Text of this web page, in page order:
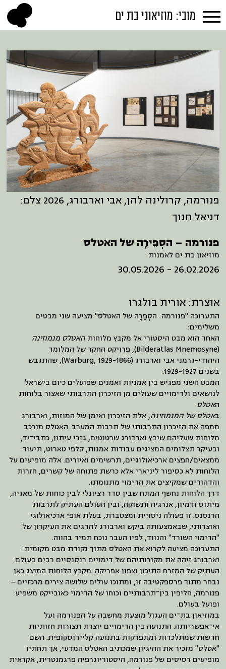
מובי: מוזיאוני בת ים
פנורמה, קרולינה להן, אבי וארבורג, 2026 צלם:
דניאל חנוך
פנורמה – הסְפֵירָה של האטלס
מוזיאון בת ים לאמנות
26.02.2026 - 30.05.2026
אוצרת: אורית בולגרו
התערוכה "פנורמה: הסְפֵרָה של האטלס" מציעה שני מבטים
משלימים:
האחד הוא מבט היסטורי אל מקבץ מלוחותהאטלס מנמוזינה
(Bilderatlas Mnemosyne), פרויקט החקר של המלומד
היהודי-גרמני אבי וארבורג (Warburg, 1929-1866), שהתגבש
בשנים 1929-1927.
המבט השני מפגיש בין אמניות ואמנים שפועלים כיום בישראל
לנושאים ולדימויים שעולים מן הזיכרון התרבותי שאצור בלוחות
האטלס.
באטלס של המנמוזינה, אלת הזיכרון ואימן של המוזות, וארבורג
ממפה את הזיכרון התרבותי של תרבות המערב. האטלס מורכב
מלוחות שעליהם שיבץ וארבורג שרטוטים, גזרי עיתון, כתבי־יד,
ובעיקר תצלומים המציגים עבודות אמנות, קלפי טארוט, תיעוד
ממצאים/חפצים ארכיאולוגיים, תרשימים ואיורים. אלה מופיעים על
הלוחות לא כסיפור ליניארי אלא כרשת פתוחה של קשרים, חזרות
והדהודים שמקיצים את הדימוי מתנומתו.
דרך הלוחות נחשף המתח שבין סדר רציונלי לבין כוחות של מאגיה,
מיתוס ודמיון, אנרגיה ותשוקה, ובין העולם העתיק לתרבות
הרנסנס. זו פעולה ניסויית ומצטברת, בעלת אופי ארכיאולוגי
ואוצרותי, שבאמצעותה ביקש וארבורג להדגים את העיקרון של
"הדימוי השורד" והנווד, לפיו העבר נוכח תמיד בהווה.
התערוכה מציעה לקרוא את האטלס מתוך נקודת מבט מקומית:
וארבורג זיהה את מקורותיהם של דימויים רנסנסיים רבים בעולם
העתיק של המזרח התיכון וצפון אפריקה. מקבץ הלוחות המוצג כאן
נבחר מתוך פרספקטיבה זו, ומתוכו עולים שלושה צירים מרכזיים –
פנורמה, חליפין בין־תרבותיים וכוחו של הדימוי כאובייקט משפיע
ופועל בעולם.
במוזיאון בת־ים העגול מוצעת מחשבה על הפנורמה ועל
אי־אפשריותה. התנועה בין הדימויים יוצרת תצורות חזותיות
חדשות שמתלכדות ומתפרקות בתנועה קליידוסקופית. השם
"אטלס" מזכיר את ההיגיון שמכתיב האטלס המדעי, אך תחתיו
מופיעים רסיסים של פנורמה, היסטוריוגרפיה פרגמנטרית, אקראית